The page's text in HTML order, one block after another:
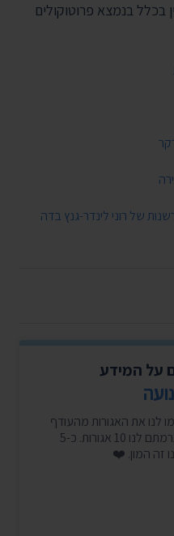
בכלל בנמצא פרוטוקולים
של רוני לינדר-גנץ בדה
על המידע
לנו את האגורות מהעודף
בכל קנייה. קניתם ב-99.90 ₪? תרמתם לנו 10 אגורות. כ-5
זה המון. ❤️